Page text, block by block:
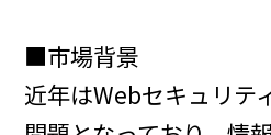
■市場背景
近年はWebセキュリテ